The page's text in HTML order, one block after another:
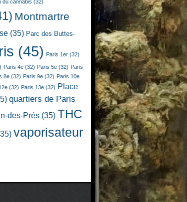
du cannabis (32)
Montmartre
(35) Parc des Buttes-
(45) Paris 1er (32)
Paris 4e (32) Paris 5e (32) Paris
8e (32) Paris 9e (32) Paris 10e
(32) Paris 13e (32) Place
quartiers de Paris
des-Prés (35) THC
vaporisateur